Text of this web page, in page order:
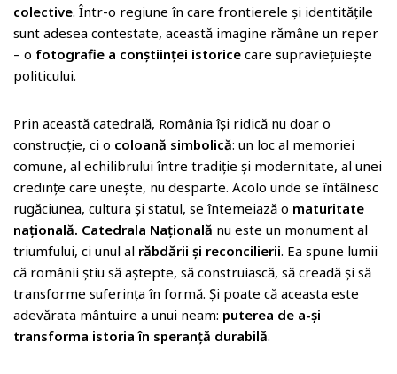
colective. Într-o regiune în care frontierele și identitățile
sunt adesea contestate, această imagine rămâne un reper
– o fotografie a conștiinței istorice care supraviețuiește
politicului.
Prin această catedrală, România își ridică nu doar o
construcție, ci o coloană simbolică: un loc al memoriei
comune, al echilibrului între tradiție și modernitate, al unei
credințe care unește, nu desparte. Acolo unde se întâlnesc
rugăciunea, cultura și statul, se întemeiază o maturitate
națională. Catedrala Națională nu este un monument al
triumfului, ci unul al răbdării și reconcilierii. Ea spune lumii
că românii știu să aștepte, să construiască, să creadă și să
transforme suferința în formă. Și poate că aceasta este
adevărata mântuire a unui neam: puterea de a-și
transforma istoria în speranță durabilă.